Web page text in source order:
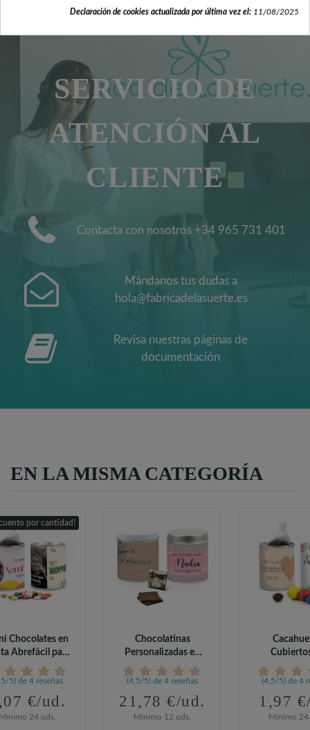
SERVICIO DE
ATENCIÓN AL
CLIENTE
Contacta con nosotros +34 965 731 401
Mándanos tus dudas a
hola@fabricadelasuerte.es
Revisa nuestras páginas de
documentación
EN LA MISMA CATEGORÍA
por cantidad!
Chocolates en
Abrefácil para
Comunión
5) de 4 reseñas
€/ud.
24 uds.
Chocolatinas
Personalizadas en
Lata para Comunión
(4,5/5) de 4 reseñas
21,78 €/ud.
Mínimo 12 uds.
(4,5/5) de 4
1,97
Mínimo 24
Declaración de cookies actualizada por última vez el: 11/08/2025